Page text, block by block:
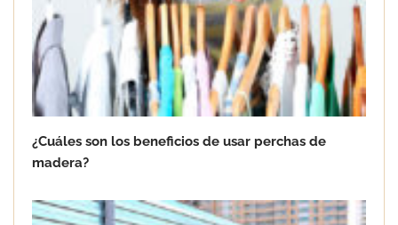
¿Cuáles son los beneficios de usar perchas de
madera?